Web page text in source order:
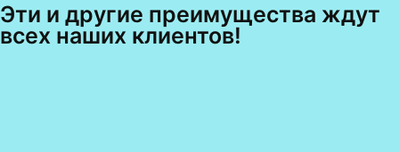
Эти и другие преимущества ждут
всех наших клиентов!